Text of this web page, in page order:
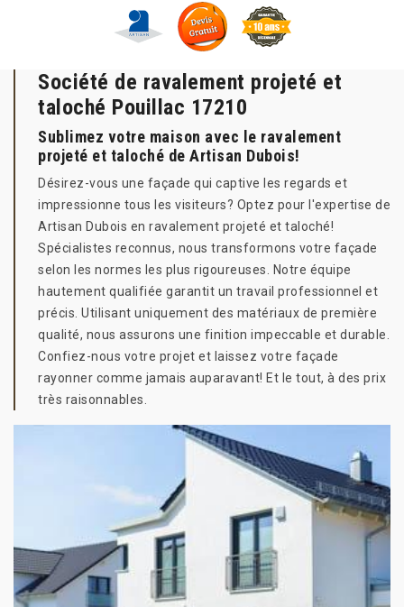
Société de ravalement projeté et
taloché Pouillac 17210
Sublimez votre maison avec le ravalement
projeté et taloché de Artisan Dubois!
Désirez-vous une façade qui captive les regards et
impressionne tous les visiteurs? Optez pour l'expertise de
Artisan Dubois en ravalement projeté et taloché!
Spécialistes reconnus, nous transformons votre façade
selon les normes les plus rigoureuses. Notre équipe
hautement qualifiée garantit un travail professionnel et
précis. Utilisant uniquement des matériaux de première
qualité, nous assurons une finition impeccable et durable.
Confiez-nous votre projet et laissez votre façade
rayonner comme jamais auparavant! Et le tout, à des prix
très raisonnables.